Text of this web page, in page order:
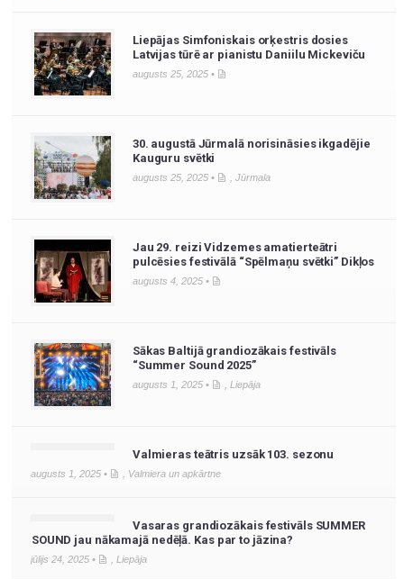
Liepājas Simfoniskais orķestris dosies
Latvijas tūrē ar pianistu Daniilu Mickeviču
augusts 25, 2025 •
30. augustā Jūrmalā norisināsies ikgadējie
Kauguru svētki
augusts 25, 2025 • Jūrmala
Jau 29. reizi Vidzemes amatierteātri
pulcēsies festivālā “Spēlmaņu svētki” Dikļos
augusts 4, 2025 •
Sākas Baltijā grandiozākais festivāls
“Summer Sound 2025”
augusts 1, 2025 • Liepāja
Valmieras teātris uzsāk 103. sezonu
augusts 1, 2025 • Valmiera un apkārtne
Vasaras grandiozākais festivāls SUMMER
SOUND jau nākamajā nedēļā. Kas par to jāzina?
jūlijs 24, 2025 • Liepāja